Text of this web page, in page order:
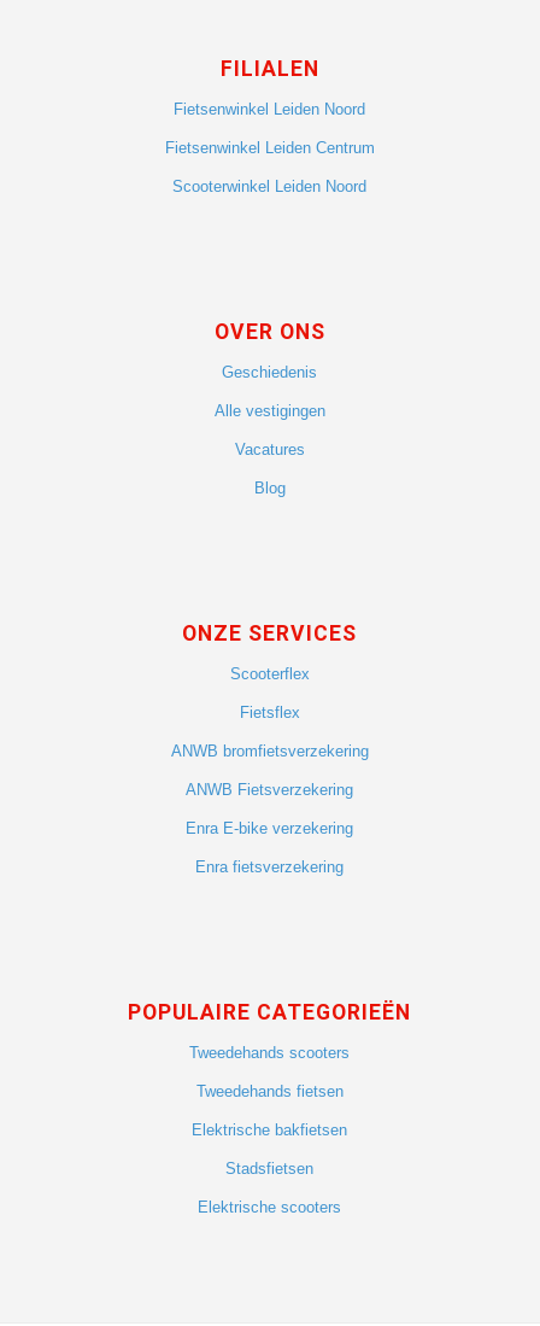
FILIALEN
Fietsenwinkel Leiden Noord
Fietsenwinkel Leiden Centrum
Scooterwinkel Leiden Noord
OVER ONS
Geschiedenis
Alle vestigingen
Vacatures
Blog
ONZE SERVICES
Scooterflex
Fietsflex
ANWB bromfietsverzekering
ANWB Fietsverzekering
Enra E-bike verzekering
Enra fietsverzekering
POPULAIRE CATEGORIEËN
Tweedehands scooters
Tweedehands fietsen
Elektrische bakfietsen
Stadsfietsen
Elektrische scooters